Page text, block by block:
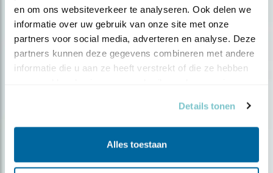
en om ons websiteverkeer te analyseren. Ook delen we
informatie over uw gebruik van onze site met onze
partners voor social media, adverteren en analyse. Deze
partners kunnen deze gegevens combineren met andere
informatie die u aan ze heeft verstrekt of die ze hebben
Details tonen
Alles toestaan